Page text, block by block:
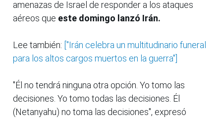
amenazas de Israel de responder a los ataques
aéreos que este domingo lanzó Irán.
Lee también: ["Irán celebra un multitudinario funeral
para los altos cargos muertos en la guerra"]
"Él no tendrá ninguna otra opción. Yo tomo las
decisiones. Yo tomo todas las decisiones. Él
(Netanyahu) no toma las decisiones", expresó